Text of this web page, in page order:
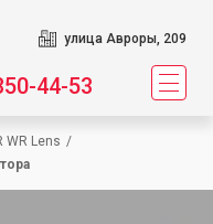
улица Авроры, 209
44-53
WR Lens /